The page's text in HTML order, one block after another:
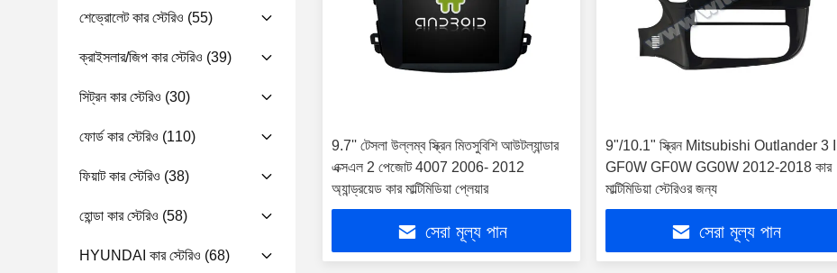
শেভ্রোলেট কার স্টেরিও (55)
ক্রাইসলার/জিপ কার স্টেরিও (39)
সিট্রন কার স্টেরিও (30)
ফোর্ড কার স্টেরিও (110)
ফিয়াট কার স্টেরিও (38)
হোন্ডা কার স্টেরিও (58)
HYUNDAI কার স্টেরিও (68)
9.7'' টেসলা উল্লম্ব স্ক্রিন মিতসুবিশি আউটল্যান্ডার
এক্সএল 2 পেজোট 4007 2006- 2012
অ্যান্ড্রয়েড কার মাল্টিমিডিয়া প্লেয়ার
সেরা মূল্য পান
9"/10.1" স্ক্রিন Mitsubishi Outlander 3 III
GF0W GF0W GG0W 2012-2018 কার
মাল্টিমিডিয়া স্টেরিওর জন্য
সেরা মূল্য পান